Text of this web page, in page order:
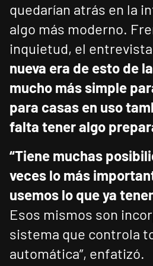
quedarían atrás en la
algo más moderno.
inquietud, el
nueva era de esto de
mucho más simple
para casas en uso
falta tener algo
“Tiene muchas
veces lo más
usemos lo que ya
Esos mismos son
sistema que controla
automática”, enfatizó.